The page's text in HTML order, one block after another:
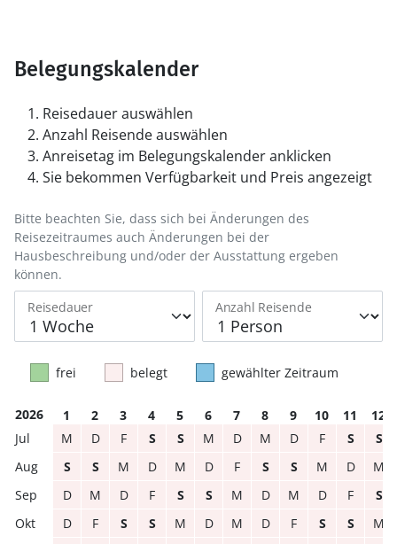
Belegungskalender
Reisedauer auswählen
Anzahl Reisende auswählen
Anreisetag im Belegungskalender anklicken
Sie bekommen Verfügbarkeit und Preis angezeigt
Reisedauer Anzahl Reisende
Bitte beachten Sie, dass sich bei Änderungen des
Reisezeitraumes auch Änderungen bei der
Hausbeschreibung und/oder der Ausstattung ergeben
können.
frei belegt gewählter Zeitraum
2026 1 2 3 4 5 6 7 8 9 10 11
12
M
D F S S M D M D F S
S
S
S M D M D F S S M D
M
D
M D F S S M D M D F
S
D
F S S M D M D F S S
M